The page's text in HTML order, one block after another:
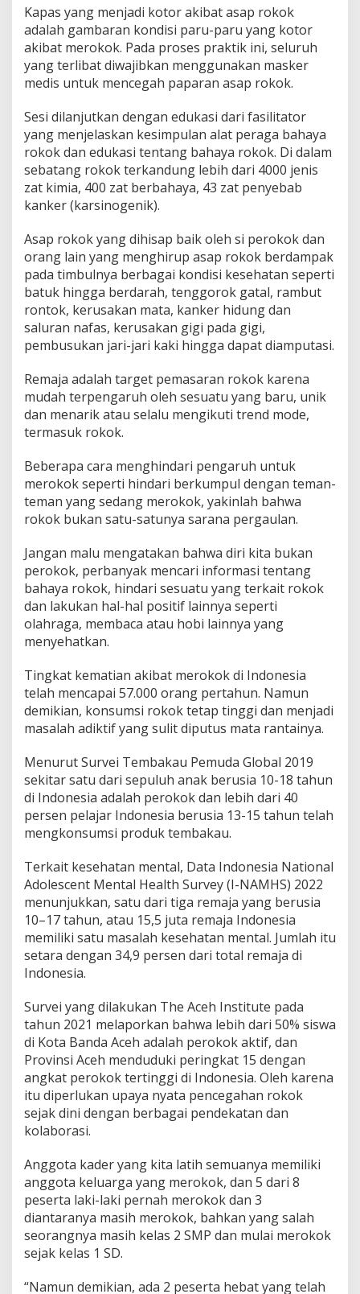
Kapas yang menjadi kotor akibat asap rokok
adalah gambaran kondisi paru-paru yang kotor
akibat merokok. Pada proses praktik ini, seluruh
yang terlibat diwajibkan menggunakan masker
medis untuk mencegah paparan asap rokok.
Sesi dilanjutkan dengan edukasi dari fasilitator
yang menjelaskan kesimpulan alat peraga bahaya
rokok dan edukasi tentang bahaya rokok. Di dalam
sebatang rokok terkandung lebih dari 4000 jenis
zat kimia, 400 zat berbahaya, 43 zat penyebab
kanker (karsinogenik).
Asap rokok yang dihisap baik oleh si perokok dan
orang lain yang menghirup asap rokok berdampak
pada timbulnya berbagai kondisi kesehatan seperti
batuk hingga berdarah, tenggorok gatal, rambut
rontok, kerusakan mata, kanker hidung dan
saluran nafas, kerusakan gigi pada gigi,
pembusukan jari-jari kaki hingga dapat diamputasi.
Remaja adalah target pemasaran rokok karena
mudah terpengaruh oleh sesuatu yang baru, unik
dan menarik atau selalu mengikuti trend mode,
termasuk rokok.
Beberapa cara menghindari pengaruh untuk
merokok seperti hindari berkumpul dengan teman-
teman yang sedang merokok, yakinlah bahwa
rokok bukan satu-satunya sarana pergaulan.
Jangan malu mengatakan bahwa diri kita bukan
perokok, perbanyak mencari informasi tentang
bahaya rokok, hindari sesuatu yang terkait rokok
dan lakukan hal-hal positif lainnya seperti
olahraga, membaca atau hobi lainnya yang
menyehatkan.
Tingkat kematian akibat merokok di Indonesia
telah mencapai 57.000 orang pertahun. Namun
demikian, konsumsi rokok tetap tinggi dan menjadi
masalah adiktif yang sulit diputus mata rantainya.
Menurut Survei Tembakau Pemuda Global 2019
sekitar satu dari sepuluh anak berusia 10-18 tahun
di Indonesia adalah perokok dan lebih dari 40
persen pelajar Indonesia berusia 13-15 tahun telah
mengkonsumsi produk tembakau.
Terkait kesehatan mental, Data Indonesia National
Adolescent Mental Health Survey (I-NAMHS) 2022
menunjukkan, satu dari tiga remaja yang berusia
10–17 tahun, atau 15,5 juta remaja Indonesia
memiliki satu masalah kesehatan mental. Jumlah itu
setara dengan 34,9 persen dari total remaja di
Indonesia.
Survei yang dilakukan The Aceh Institute pada
tahun 2021 melaporkan bahwa lebih dari 50% siswa
di Kota Banda Aceh adalah perokok aktif, dan
Provinsi Aceh menduduki peringkat 15 dengan
angkat perokok tertinggi di Indonesia. Oleh karena
itu diperlukan upaya nyata pencegahan rokok
sejak dini dengan berbagai pendekatan dan
kolaborasi.
Anggota kader yang kita latih semuanya memiliki
anggota keluarga yang merokok, dan 5 dari 8
peserta laki-laki pernah merokok dan 3
diantaranya masih merokok, bahkan yang salah
seorangnya masih kelas 2 SMP dan mulai merokok
sejak kelas 1 SD.
“Namun demikian, ada 2 peserta hebat yang telah